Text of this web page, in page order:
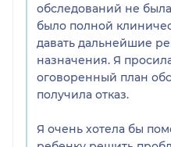
обследований не
было полной
давать дальнейшие
назначения. Я
оговоренный план
получила отказ.
Я очень хотела бы